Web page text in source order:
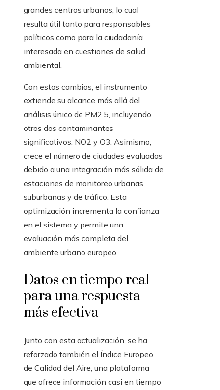
grandes centros urbanos, lo cual
resulta útil tanto para responsables
políticos como para la ciudadanía
interesada en cuestiones de salud
ambiental.
Con estos cambios, el instrumento
extiende su alcance más allá del
análisis único de PM2.5, incluyendo
otros dos contaminantes
significativos: NO2 y O3. Asimismo,
crece el número de ciudades evaluadas
debido a una integración más sólida de
estaciones de monitoreo urbanas,
suburbanas y de tráfico. Esta
optimización incrementa la confianza
en el sistema y permite una
evaluación más completa del
ambiente urbano europeo.
Datos en tiempo real
para una respuesta
más efectiva
Junto con esta actualización, se ha
reforzado también el Índice Europeo
de Calidad del Aire, una plataforma
que ofrece información casi en tiempo